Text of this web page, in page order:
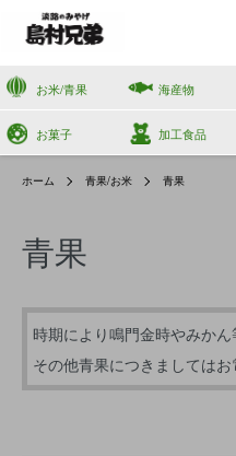
お米/青果 海産物
お菓子 加工食品
ホーム 青果/お米 青果
青果
時期により鳴門金時やみかん
その他青果につきましてはお